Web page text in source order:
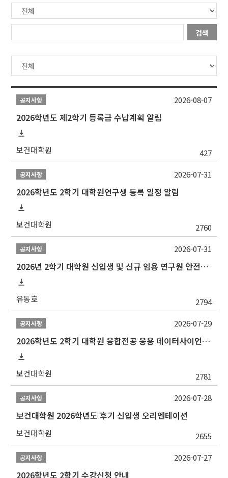
검색
공지사항
2026학년도 제2학기 등록금 수납계획 알림
보건대학원 427
2026-08-07
공지사항
2026학년도 2학기 대학원연구생 등록 일정 알림
보건대학원 2760
2026-07-31
공지사항
2026년 2학기 대학원 신입생 및 신규 임용 연구원 안전환경교육(신규교육) 실시 안내
유동호 2794
2026-07-31
공지사항
2026학년도 2학기 대학원 융합전공 응용 데이터사이언스 선발 계획 알림
보건대학원 2781
2026-07-29
공지사항
보건대학원 2026학년도 후기 신입생 오리엔테이션
보건대학원 2655
2026-07-28
공지사항
2026학년도 2학기 수강신청 안내
2026-07-27